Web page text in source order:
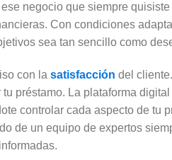
negocio que siempre
Con condiciones
sea tan sencillo como
con la satisfacción del
préstamo. La plataforma digital
controlar cada aspecto de tu
de un equipo de expertos